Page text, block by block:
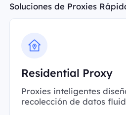
Soluciones de Proxies
Residential Proxy
Proxies inteligentes
recolección de datos